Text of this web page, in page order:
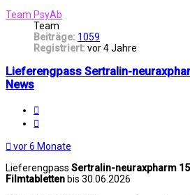
Team PsyAb
Team
Beiträge: 1059
Registriert: vor 4 Jahre
Lieferengpass Sertralin-
News
vor 6 Monate
Lieferengpass Sertralin-neuraxpharm
Filmtabletten bis 30.06.2026